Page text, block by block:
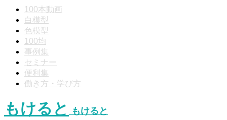
100本動画
白模型
色模型
100均
事例集
セミナー
便利集
働き方・学び方
もけると もけると